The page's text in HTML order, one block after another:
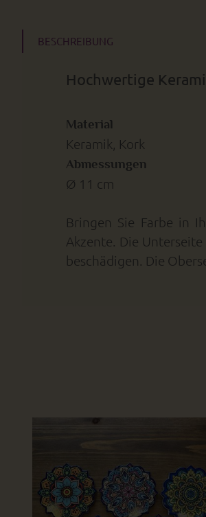
BESCHREIBUNG
Hochwertige
Material
Keramik, Kork
Abmessungen
Ø 11 cm
Bringen Sie Farbe in
Akzente. Die
beschädigen. Die